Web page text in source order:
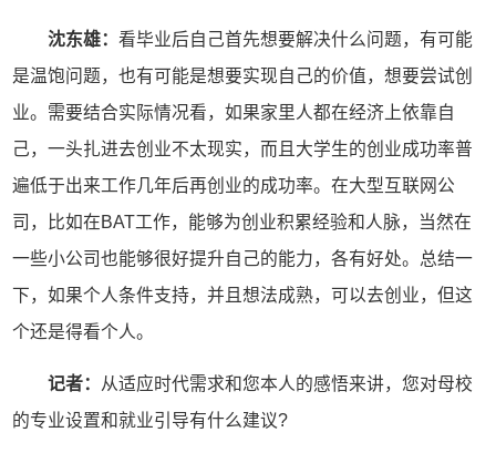
沈东雄： 看毕业后自己首先想要解决什么问题，有可能
是温饱问题，也有可能是想要实现自己的价值，想要尝试创
业。需要结合实际情况看，如果家里人都在经济上依靠自
己，一头扎进去创业不太现实，而且大学生的创业成功率普
遍低于出来工作几年后再创业的成功率。在大型互联网公
司，比如在BAT工作，能够为创业积累经验和人脉，当然在
一些小公司也能够很好提升自己的能力，各有好处。总结一
下，如果个人条件支持，并且想法成熟，可以去创业，但这
个还是得看个人。
记者： 从适应时代需求和您本人的感悟来讲，您对母校
的专业设置和就业引导有什么建议?